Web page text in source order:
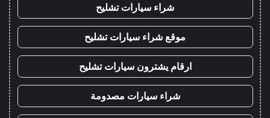
شراء سيارات تشليح
موقع شراء سيارات تشليح
ارقام يشترون سيارات تشليح
شراء سيارات مصدومة